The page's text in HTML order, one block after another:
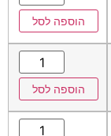
הוספה לסל
הוספה לסל